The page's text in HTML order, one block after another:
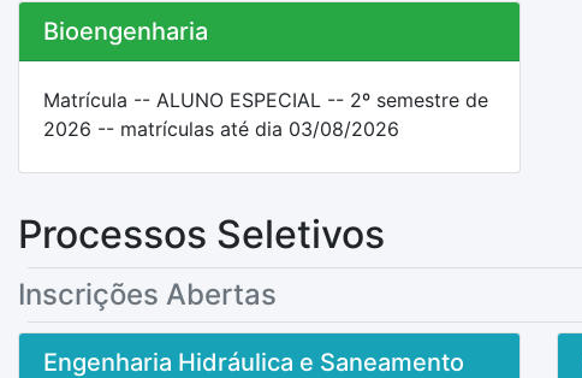
Bioengenharia
Matrícula -- ALUNO ESPECIAL -- 2º semestre de
2026 -- matrículas até dia 03/08/2026
Processos Seletivos
Inscrições Abertas
Engenharia Hidráulica e Saneamento